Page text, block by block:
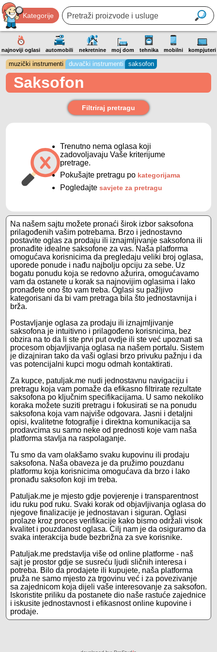
Kategorije
najnoviji oglasi automobili nekretnine moj dom tehnika mobilni kompjuteri
muzički instrumenti duvački instrumenti saksofon
Saksofon
Filtriraj pretragu
Trenutno nema oglasa koji
zadovoljavaju Vaše kriterijume
pretrage.
Pokušajte pretragu po kategorijama
Pogledajte savjete za pretragu
Na našem sajtu možete pronaći širok izbor saksofona
prilagođenih vašim potrebama. Brzo i jednostavno
postavite oglas za prodaju ili iznajmljivanje saksofona ili
pronađite idealne saksofone za vas. Naša platforma
omogućava korisnicima da pregledaju veliki broj oglasa,
uporede ponude i nađu najbolju opciju za sebe. Uz
bogatu ponudu koja se redovno ažurira, omogućavamo
vam da ostanete u korak sa najnovijim oglasima i lako
pronađete ono što vam treba. Oglasi su pažljivo
kategorisani da bi vam pretraga bila što jednostavnija i
brža.
Postavljanje oglasa za prodaju ili iznajmljivanje
saksofona je intuitivno i prilagođeno korisnicima, bez
obzira na to da li ste prvi put ovdje ili ste već upoznati sa
procesom objavljivanja oglasa na našem portalu. Sistem
je dizajniran tako da vaši oglasi brzo privuku pažnju i da
vas potencijalni kupci mogu odmah kontaktirati.
Za kupce, patuljak.me nudi jednostavnu navigaciju i
pretragu koja vam pomaže da efikasno filtrirate rezultate
saksofona po ključnim specifikacijama. U samo nekoliko
koraka možete suziti pretragu i fokusirati se na ponudu
saksofona koja vam najviše odgovara. Jasni i detaljni
opisi, kvalitetne fotografije i direktna komunikacija sa
prodavcima su samo neke od prednosti koje vam naša
platforma stavlja na raspolaganje.
Tu smo da vam olakšamo svaku kupovinu ili prodaju
saksofona. Naša obaveza je da pružimo pouzdanu
platformu koja korisnicima omogućava da brzo i lako
pronađu saksofon koji im treba.
Patuljak.me je mjesto gdje povjerenje i transparentnost
idu ruku pod ruku. Svaki korak od objavljivanja oglasa do
njegove finalizacije je jednostavan i siguran. Oglasi
prolaze kroz proces verifikacije kako bismo održali visok
kvalitet i pouzdanost oglasa. Cilj nam je da osiguramo da
svaka interakcija bude bezbrižna za sve korisnike.
Patuljak.me predstavlja više od online platforme - naš
sajt je prostor gdje se susreću ljudi sličnih interesa i
potreba. Bilo da prodajete ili kupujete, naša platforma
pruža ne samo mjesto za trgovinu već i za povezivanje
sa zajednicom koja dijeli vaše interesovanje za saksofon.
Iskoristite priliku da postanete dio naše rastuće zajednice
i iskusite jednostavnost i efikasnost online kupovine i
prodaje.